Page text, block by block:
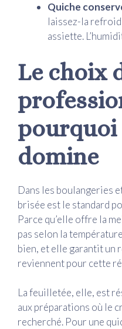
Quiche
laissez-la
assiette.
Le choix
pourquoi
domine
Dans les boulangeries
brisée est le standard
Parce qu’elle offre la
pas selon la
bien, et elle garantit un
reviennent pour cette
La feuilletée, elle, est
aux préparations où le
recherché. Pour une